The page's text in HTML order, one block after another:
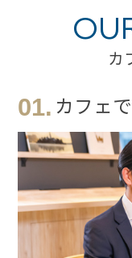
カ
01. カフェ